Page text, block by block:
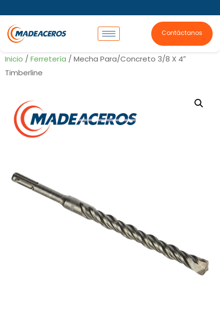
Contáctanos
Inicio / Ferretería / Mecha Para/Concreto 3/8 X 4″
Timberline